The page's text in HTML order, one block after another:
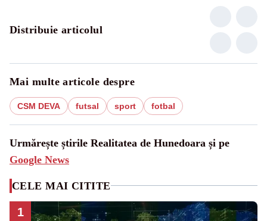
Distribuie articolul
Mai multe articole despre
CSM DEVA futsal sport fotbal
Urmărește știrile Realitatea de Hunedoara și pe
Google News
CELE MAI CITITE
1